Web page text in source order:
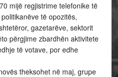
mijë regjistrime telefonike të
të opozitës,
gazetarëve, sektorit
përgjime zbardhën aktivitete
të votave, por edhe
theksohet në maj, grupe